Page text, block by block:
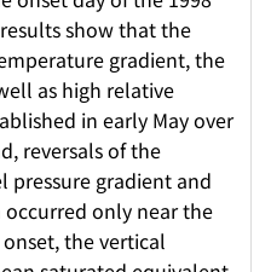
results show that the
gradient, the
as high relative
in early May over
reversals of the
pressure gradient and
only near the
the vertical